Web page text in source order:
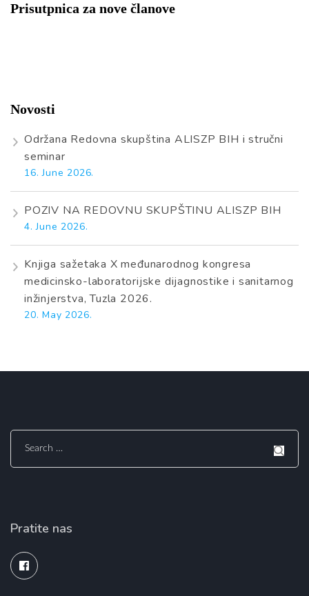
Prisutpnica za nove članove
Novosti
Održana Redovna skupština ALISZP BIH i stručni
seminar
16. June 2026.
POZIV NA REDOVNU SKUPŠTINU ALISZP BIH
4. June 2026.
Knjiga sažetaka X međunarodnog kongresa
medicinsko-laboratorijske dijagnostike i sanitarnog
inžinjerstva, Tuzla 2026.
20. May 2026.
Search
for:
Pratite nas